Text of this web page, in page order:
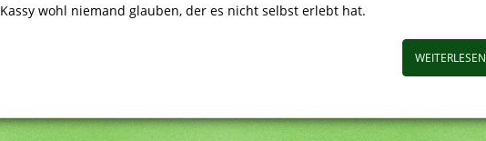
Kassy wohl niemand glauben, der es nicht selbst erlebt hat.
WEITERLESEN